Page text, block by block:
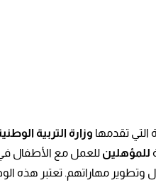
تقدمها وزارة التربية
للمؤهلين للعمل مع الأطفال
مهاراتهم. تعتبر هذه